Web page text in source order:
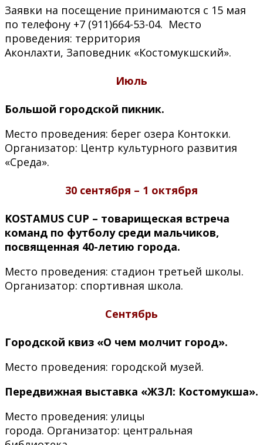
Заявки на посещение принимаются с 15 мая
по телефону +7 (911)664-53-04. Место
проведения: территория
Аконлахти, Заповедник «Костомукшский».
Июль
Большой городской пикник.
Место проведения: берег озера Контокки.
Организатор: Центр культурного развития
«Среда».
30 сентября – 1 октября
KOSTAMUS CUP – товарищеская встреча
команд по футболу среди мальчиков,
посвященная 40-летию города.
Место проведения: стадион третьей школы.
Организатор: спортивная школа.
Сентябрь
Городской квиз «О чем молчит город».
Место проведения: городской музей.
Передвижная выставка «ЖЗЛ: Костомукша».
Место проведения: улицы
города. Организатор: центральная